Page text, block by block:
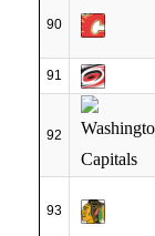
90
91
92
93